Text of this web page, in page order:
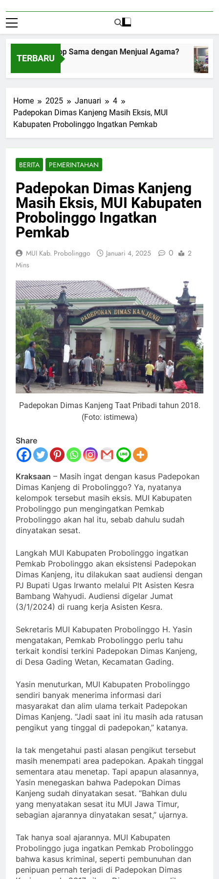
TERBARU
Amplop Sama dengan Menjual Agama?
1, 2026
Home 2025 Januari
4
Padepokan Dimas Kanjeng Masih Eksis, MUI
Kabupaten Probolinggo Ingatkan Pemkab
BERITA PEMERINTAHAN
Padepokan Dimas Kanjeng
Masih Eksis, MUI Kabupaten
Probolinggo Ingatkan
Pemkab
MUI Kab. Probolinggo Januari 4, 2025 0
2
Mins
Padepokan Dimas Kanjeng Taat Pribadi tahun 2018.
(Foto: istimewa)
Share
Kraksaan – Masih ingat dengan kasus Padepokan
Dimas Kanjeng di Probolinggo? Ya, nyatanya
kelompok tersebut masih eksis. MUI Kabupaten
Probolinggo pun mengingatkan Pemkab
Probolinggo akan hal itu, sebab dahulu sudah
dinyatakan sesat.
Langkah MUI Kabupaten Probolinggo ingatkan
Pemkab Probolinggo akan eksistensi Padepokan
Dimas Kanjeng, itu dilakukan saat audiensi dengan
PJ Bupati Ugas Irwanto melalui Plt Asisten Kesra
Bambang Wahyudi. Audiensi digelar Jumat
(3/1/2024) di ruang kerja Asisten Kesra.
Sekretaris MUI Kabupaten Probolinggo H. Yasin
mengatakan, Pemkab Probolinggo perlu tahu
terkait kondisi terkini Padepokan Dimas Kanjeng,
di Desa Gading Wetan, Kecamatan Gading.
Yasin menuturkan, MUI Kabupaten Probolinggo
sendiri banyak menerima informasi dari
masyarakat dan alim ulama terkait Padepokan
Dimas Kanjeng. “Jadi saat ini itu masih ada ratusan
pengikut yang tinggal di padepokan,” katanya.
Ia tak mengetahui pasti alasan pengikut tersebut
masih menempati area padepokan. Apakah tinggal
sementara atau menetap. Tapi apapun alasannya,
Yasin menegaskan bahwa Padepokan Dimas
Kanjeng sudah dinyatakan sesat. “Bahkan dulu
yang menyatakan sesat itu MUI Jawa Timur,
sebagian ajarannya dinyatakan sesat,” ujarnya.
Tak hanya soal ajarannya. MUI Kabupaten
Probolinggo juga ingatkan Pemkab Probolinggo
bahwa kasus kriminal, seperti pembunuhan dan
penipuan pernah terjadi di Padepokan Dimas